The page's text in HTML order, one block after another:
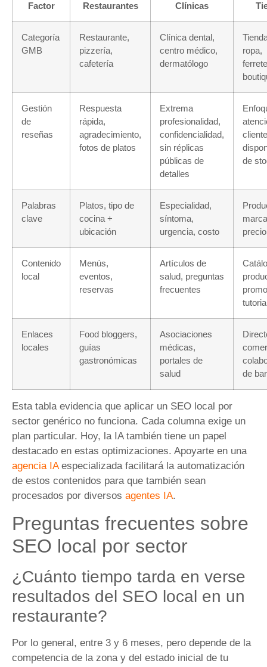
Factor Restaurantes Clínicas
Categoría
GMB
Restaurante,
pizzería,
cafetería
Clínica dental,
centro médico,
dermatólogo
ropa,
Gestión
de
reseñas
Respuesta
rápida,
agradecimiento,
fotos de platos
Extrema
profesionalidad,
confidencialidad,
sin réplicas
públicas de
detalles
de
Palabras
clave
Platos, tipo de
cocina +
ubicación
Especialidad,
síntoma,
urgencia, costo
Contenido
local
Menús,
eventos,
reservas
Artículos de
salud, preguntas
frecuentes
Enlaces
locales
Food bloggers,
guías
gastronómicas
Asociaciones
médicas,
portales de
salud
de
Esta tabla evidencia que aplicar un SEO local por
sector genérico no funciona. Cada columna exige un
plan particular. Hoy, la IA también tiene un papel
destacado en estas optimizaciones. Apoyarte en una
agencia IAespecializada facilitará la automatización
de estos contenidos para que también sean
procesados por diversos agentes IA.
Preguntas frecuentes sobre
SEO local por sector
¿Cuánto tiempo tarda en verse
resultados del SEO local en un
restaurante?
Por lo general, entre 3 y 6 meses, pero depende de la
competencia de la zona y del estado inicial de tu